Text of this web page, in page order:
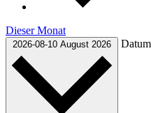
Dieser Monat
2026-08-10 August 2026